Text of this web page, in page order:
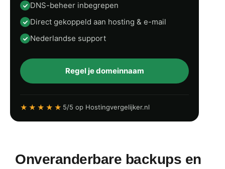
DNS-beheer inbegrepen
Direct gekoppeld aan hosting & e-mail
Nederlandse support
Regel je domeinnaam
★★★★★ 5/5 op Hostingvergelijker.nl
Onveranderbare backups en